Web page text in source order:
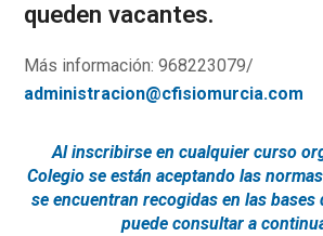
queden vacantes.
Más información: 968223079/
administracion@cfisiomurcia.com
Al inscribirse en cualquier curso
Colegio se están aceptando las
se encuentran recogidas en las
puede consultar a